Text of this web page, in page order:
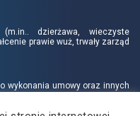
dzierżawa, wieczyste
prawie wuż, trwały zarząd
wykonania umowy oraz innych